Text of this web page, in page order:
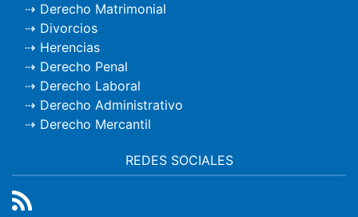
Derecho Matrimonial
Divorcios
Herencias
Derecho Penal
Derecho Laboral
Derecho Administrativo
Derecho Mercantil
REDES SOCIALES